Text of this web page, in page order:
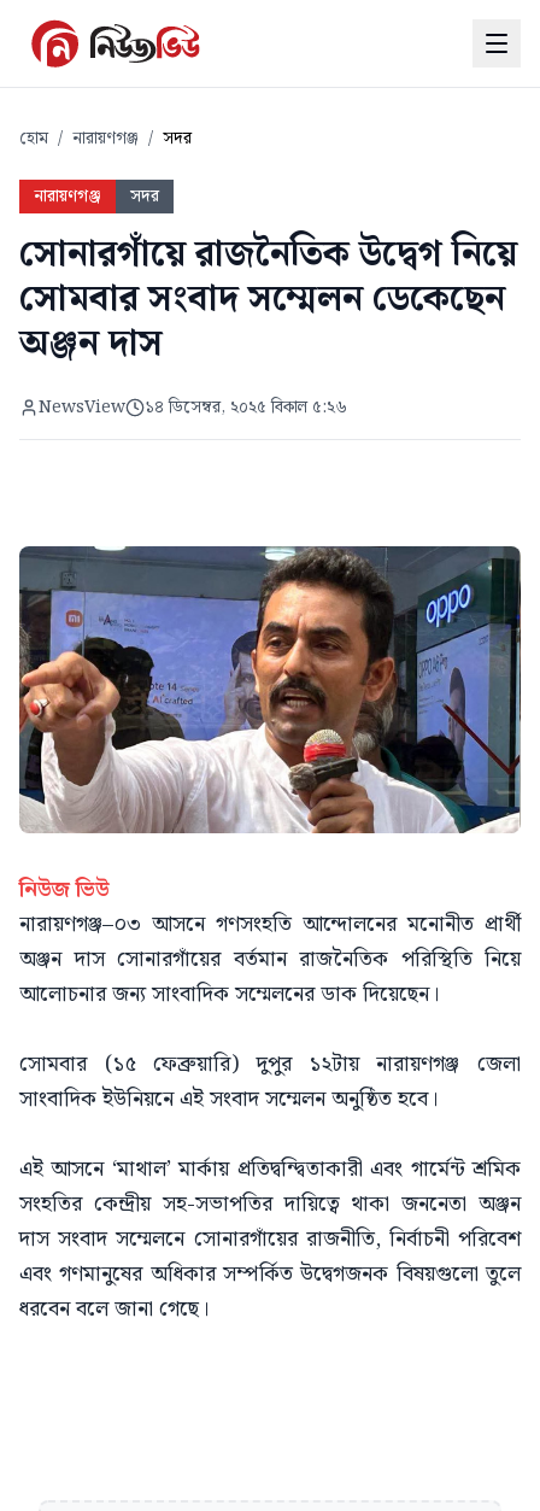
হোম / নারায়ণগঞ্জ / সদর
নারায়ণগঞ্জ সদর
সোনারগাঁয়ে রাজনৈতিক উদ্বেগ নিয়ে
সোমবার সংবাদ সম্মেলন ডেকেছেন
অঞ্জন দাস
NewsView ১৪ ডিসেম্বর, ২০২৫ বিকাল ৫:২৬
নিউজ ভিউ
নারায়ণগঞ্জ–০৩ আসনে গণসংহতি আন্দোলনের মনোনীত প্রার্থী
অঞ্জন দাস সোনারগাঁয়ের বর্তমান রাজনৈতিক পরিস্থিতি নিয়ে
আলোচনার জন্য সাংবাদিক সম্মেলনের ডাক দিয়েছেন।
সোমবার (১৫ ফেব্রুয়ারি) দুপুর ১২টায় নারায়ণগঞ্জ জেলা
সাংবাদিক ইউনিয়নে এই সংবাদ সম্মেলন অনুষ্ঠিত হবে।
এই আসনে ‘মাথাল’ মার্কায় প্রতিদ্বন্দ্বিতাকারী এবং গার্মেন্ট শ্রমিক
সংহতির কেন্দ্রীয় সহ-সভাপতির দায়িত্বে থাকা জননেতা অঞ্জন
দাস সংবাদ সম্মেলনে সোনারগাঁয়ের রাজনীতি, নির্বাচনী পরিবেশ
এবং গণমানুষের অধিকার সম্পর্কিত উদ্বেগজনক বিষয়গুলো তুলে
ধরবেন বলে জানা গেছে।